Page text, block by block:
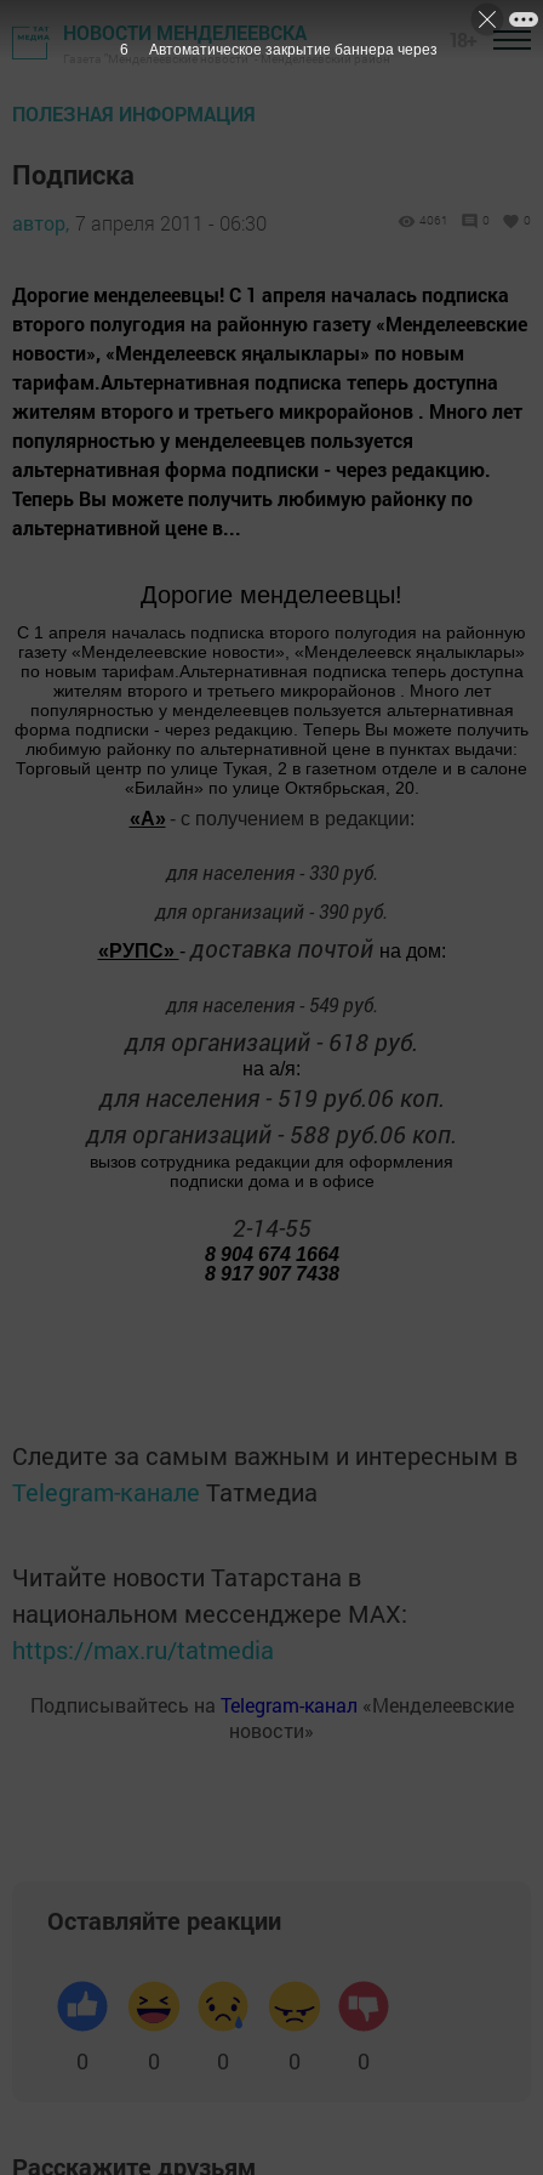
НОВОСТИ МЕНДЕЛЕЕВСКА
Газета "Менделеевские новости" - Менделеевский район
ПОЛЕЗНАЯ ИНФОРМАЦИЯ
Подписка
автор, 7 апреля 2011 - 06:30 4061 0 0
Дорогие менделеевцы! С 1 апреля началась подписка
второго полугодия на районную газету «Менделеевские
новости», «Менделеевск яңалыклары» по новым
тарифам.Альтернативная подписка теперь доступна
жителям второго и третьего микрорайонов . Много лет
популярностью у менделеевцев пользуется
альтернативная форма подписки - через редакцию.
Теперь Вы можете получить любимую районку по
альтернативной цене в...
Дорогие менделеевцы!
С 1 апреля началась подписка второго полугодия на районную
газету «Менделеевские новости», «Менделеевск яңалыклары»
по новым тарифам. Альтернативная подписка теперь доступна
жителям второго и третьего микрорайонов . Много лет
популярностью у менделеевцев пользуется альтернативная
форма подписки - через редакцию. Теперь Вы можете получить
любимую районку по альтернативной цене в пунктах выдачи:
Торговый центр по улице Тукая, 2 в газетном отделе и в салоне
«Билайн» по улице Октябрьская, 20.
«А» - с получением в редакции:
для населения - 330 руб.
для организаций - 390 руб.
«РУПС» - доставка почтой на дом:
для населения - 549 руб.
для организаций - 618 руб.
на а/я:
для населения - 519 руб.06 коп.
для организаций - 588 руб.06 коп.
вызов сотрудника редакции для оформления
подписки дома и в офисе
2-14-55
8 904 674 1664
8 917 907 7438
Следите за самым важным и интересным в
Telegram-канале Татмедиа
Читайте новости Татарстана в
национальном мессенджере MАХ:
https://max.ru/tatmedia
Подписывайтесь на Telegram-канал «Менделеевские
новости»
Оставляйте реакции
0 0 0 0 0
Расскажите друзьям
5 Автоматическое закрытие баннера через